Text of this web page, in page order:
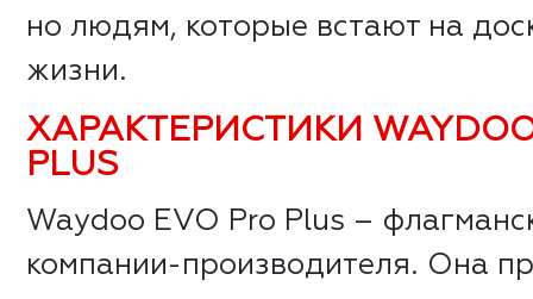
но людям, которые встают на
жизни.
ХАРАКТЕРИСТИКИ WAYDOO
PLUS
Waydoo EVO Pro Plus –
компании-производителя. Она